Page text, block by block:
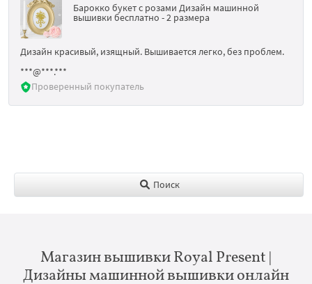
Барокко букет с розами Дизайн машинной
вышивки бесплатно - 2 размера
Дизайн красивый, изящный. Вышивается легко, без проблем.
***@***.***
Проверенный покупатель
Поиск
Магазин вышивки Royal Present |
Дизайны машинной вышивки онлайн